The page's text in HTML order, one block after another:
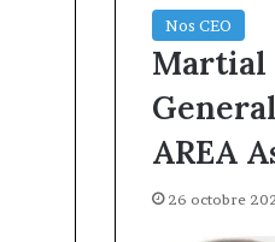
Nos CEO
Martial
AREA
26 octobre
et AfriLife
: Philippe Kanga
Général par
de mandat pour
de